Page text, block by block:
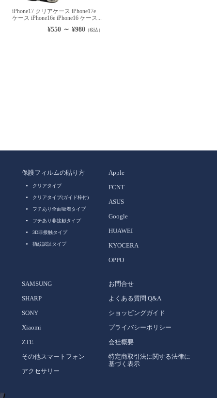
iPhone17 クリアケース iPhone17e
ケース iPhone16e iPhone16 ケース...
¥550 ～ ¥980（税込）
保護フィルムの貼り方
クリアタイプ
クリアタイプ(ガイド枠付)
フチあり全面吸着タイプ
フチあり非接触タイプ
3D非接触タイプ
指紋認証タイプ
Apple
FCNT
ASUS
Google
HUAWEI
KYOCERA
OPPO
SAMSUNG
SHARP
SONY
Xiaomi
ZTE
その他スマートフォン
アクセサリー
お問合せ
よくある質問 Q&A
ショッピングガイド
プライバシーポリシー
会社概要
特定商取引法に関する法律に
基づく表示